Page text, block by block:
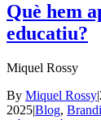
Què hem
educatiu?
Miquel Rossy
By Miquel Rossy|
2025|Blog,